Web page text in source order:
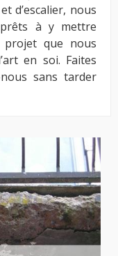
d’escalier, nous
à y mettre
projet que nous
en soi. Faites
sans tarder